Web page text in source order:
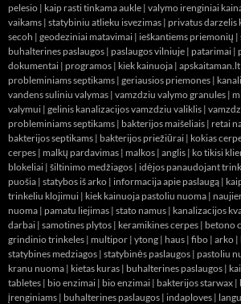
pelesio | kaip rasti tinkama aukle | valymo irenginiai
vaikams | statybiniu atlieku isvezimas | privatus darzelis
secoh | geodeziniai matavimai | ieškantiems priemonių |
buhalterines paslaugos | paslaugos vilniuje | patarimai |
dokumentai | programos | kiek kainuoja | apskaitaman.lt
probleminiams septikams | geriausios priemones |
vandens suliniu valymas | vamzdziu valymo granules |
valymui | gelinis kanalizacijos vamzdziu valiklis |
probleminiams septikams | bakterijos maišeliais | retai
bakterijos septikams | bakterijos priežiūrai | kokias
cerpes | malkų pardavimas | malkos | anglis | ko tikisi
blokeliai | šiltinimo medžiagos | idėjos panaudojant
puošia | statybos iš arko | informacija apie paslaugą |
trinkeliu klojimui | kiek kainuoja pastoliu nuoma |
nuoma | pamatu liejimas | stato namus | kanalizacijos
darbai | samotines plytos | keramikines cerpes | betono
grindinio trinkeles | multipor | ytong | haus | fibo | arko |
statybines medziagos | statybinės paslaugos | pastoliu
kranu nuoma | kietas kuras | buhalterines paslaugos |
tabletes | bio enzimai | bio enzimai | bakterijos starwax |
įrenginiams | buhalterines paslaugos | indaploves |